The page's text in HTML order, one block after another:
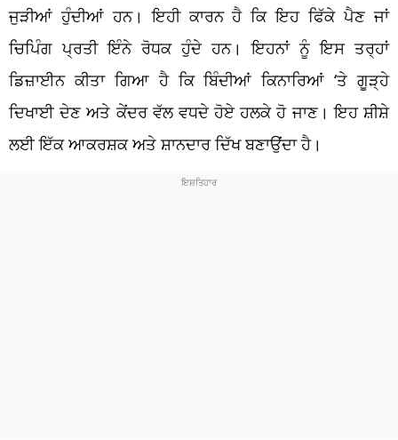
ਜੁੜੀਆਂ ਹੁੰਦੀਆਂ ਹਨ। ਇਹੀ ਕਾਰਨ ਹੈ ਕਿ ਇਹ ਫਿੱਕੇ ਪੈਣ ਜਾਂ
ਚਿਪਿੰਗ ਪ੍ਰਤੀ ਇੰਨੇ ਰੋਧਕ ਹੁੰਦੇ ਹਨ। ਇਹਨਾਂ ਨੂੰ ਇਸ ਤਰ੍ਹਾਂ
ਡਿਜ਼ਾਈਨ ਕੀਤਾ ਗਿਆ ਹੈ ਕਿ ਬਿੰਦੀਆਂ ਕਿਨਾਰਿਆਂ ‘ਤੇ ਗੂੜ੍ਹੇ
ਦਿਖਾਈ ਦੇਣ ਅਤੇ ਕੇਂਦਰ ਵੱਲ ਵਧਦੇ ਹੋਏ ਹਲਕੇ ਹੋ ਜਾਣ। ਇਹ ਸ਼ੀਸ਼ੇ
ਲਈ ਇੱਕ ਆਕਰਸ਼ਕ ਅਤੇ ਸ਼ਾਨਦਾਰ ਦਿੱਖ ਬਣਾਉਂਦਾ ਹੈ।